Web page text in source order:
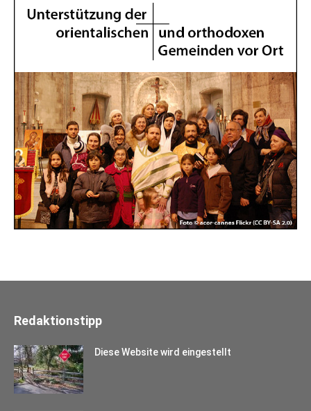
Redaktionstipp
Diese Website wird eingestellt